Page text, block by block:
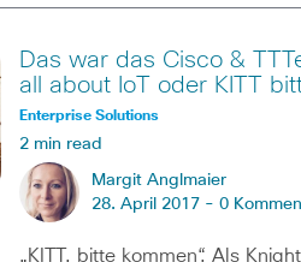
Das war das Cisco &
all about IoT oder KITT
Enterprise Solutions
2 min read
Margit Anglmaier
28. April 2017 - 0
„KITT, bitte kommen“. Als